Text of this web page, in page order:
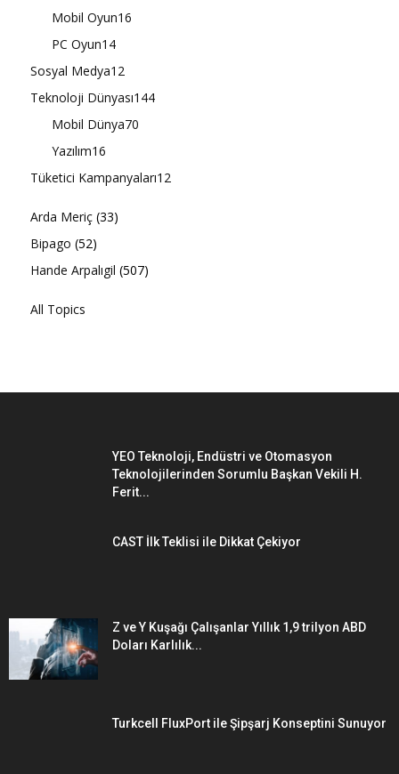
Mobil Oyun16
PC Oyun14
Sosyal Medya12
Teknoloji Dünyası144
Mobil Dünya70
Yazılım16
Tüketici Kampanyaları12
Arda Meriç (33)
Bipago (52)
Hande Arpalıgil (507)
All Topics
YEO Teknoloji, Endüstri ve Otomasyon
Teknolojilerinden Sorumlu Başkan Vekili H.
Ferit...
CAST İlk Teklisi ile Dikkat Çekiyor
Z ve Y Kuşağı Çalışanlar Yıllık 1,9 trilyon ABD
Doları Karlılık...
Turkcell FluxPort ile Şipşarj Konseptini Sunuyor